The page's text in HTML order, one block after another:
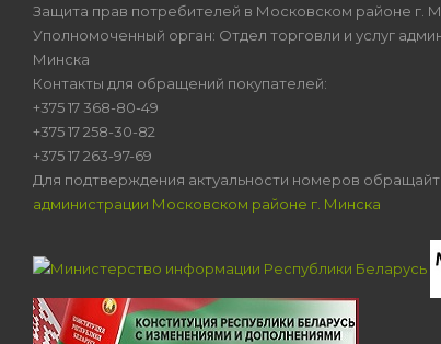
Защита прав потребителей в Московском районе г.
Уполномоченный орган: Отдел торговли и услуг
Минска
Контакты для обращений покупателей:
+375 17 368-80-49
+375 17 258-30-82
+375 17 263-97-69
Для подтверждения актуальности номеров
администрации Московском районе г. Минска